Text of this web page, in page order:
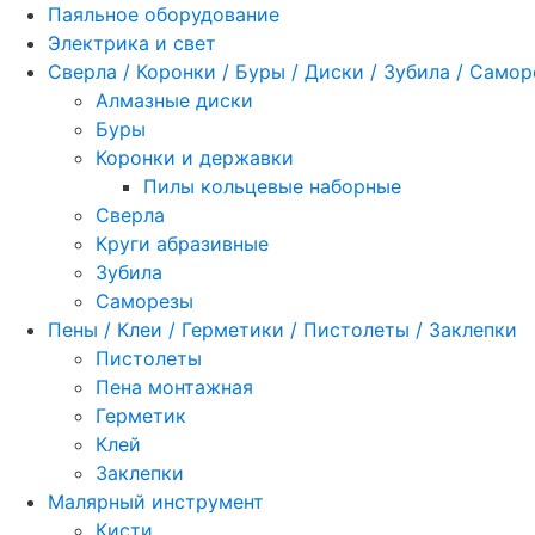
Паяльное оборудование
Электрика и свет
Сверла / Коронки / Буры / Диски / Зубила /
Алмазные диски
Буры
Коронки и державки
Пилы кольцевые наборные
Сверла
Круги абразивные
Зубила
Саморезы
Пены / Клеи / Герметики / Пистолеты / Заклепки
Пистолеты
Пена монтажная
Герметик
Клей
Заклепки
Малярный инструмент
Кисти